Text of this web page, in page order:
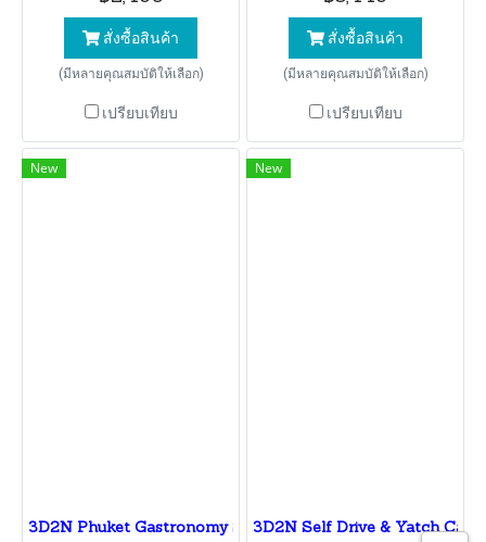
สั่งซื้อสินค้า
(มีหลายคุณสมบัติให้เลือก)
เปรียบเทียบ
สั่งซื้อสินค้า
(มีหลายคุณสมบัติให้เลือก)
เปรียบเทียบ
New
3D2N Phuket Gastronomy Supreme
New
3D2N Self Drive & Yatch